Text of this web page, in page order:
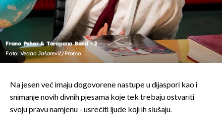
Frano Pehar & Tarapana Band - 2
Foto: Vedad Jašarević/Promo
Na jesen već imaju dogovorene nastupe u dijaspori kao i
snimanje novih divnih pjesama koje tek trebaju ostvariti
svoju pravu namjenu - usrećiti ljude koji ih slušaju.